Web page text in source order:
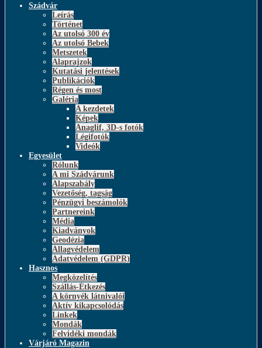
Szádvár
Leírás
Történet
Az utolsó 300 év
Az utolsó Bebek
Metszetek
Alaprajzok
Kutatási jelentések
Publikációk
Régen és most
Galéria
A kezdetek
Képek
Anaglif, 3D-s fotók
Légifotók
Videók
Egyesület
Rólunk
A mi Szádvárunk
Alapszabály
Vezetőség, tagság
Pénzügyi beszámolók
Partnereink
Média
Kiadványok
Geodézia
Állagvédelem
Adatvédelem (GDPR)
Hasznos
Megközelítés
Szállás-Étkezés
A környék látnivalói
Aktív kikapcsolódás
Linkek
Mondák
Felvidéki mondák
Várjáró Magazin